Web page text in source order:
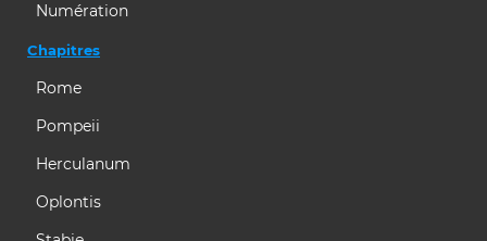
Numération
Chapitres
Rome
Pompeii
Herculanum
Oplontis